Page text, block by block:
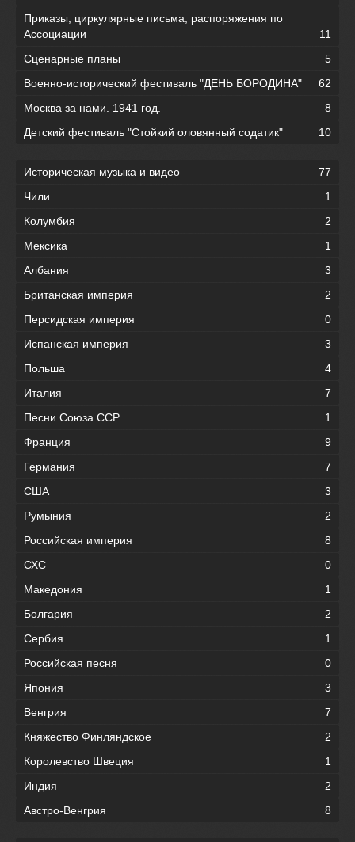
Приказы, циркулярные письма, распоряжения по
Ассоциации
11
Сценарные планы
5
Военно-исторический фестиваль "ДЕНЬ БОРОДИНА"
62
Москва за нами. 1941 год.
8
Детский фестиваль "Стойкий оловянный содатик"
10
Историческая музыка и видео
77
Чили
1
Колумбия
2
Мексика
1
Албания
3
Британская империя
2
Персидская империя
0
Испанская империя
3
Польша
4
Италия
7
Песни Союза ССР
1
Франция
9
Германия
7
США
3
Румыния
2
Российская империя
8
СХС
0
Македония
1
Болгария
2
Сербия
1
Российская песня
0
Япония
3
Венгрия
7
Княжество Финляндское
2
Королевство Швеция
1
Индия
2
Австро-Венгрия
8